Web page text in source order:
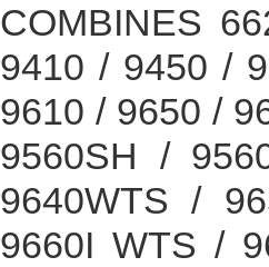
COMBINES
9410 / 9450 /
9610 / 9650 /
9560SH /
9640WTS /
9660I WTS /